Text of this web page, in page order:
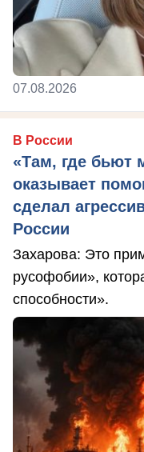
07.08.2026
В России
«Там, где бьют
оказывает
сделал
России
Захарова: Это
русофобии»,
способности».